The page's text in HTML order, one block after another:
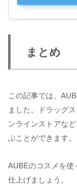
まとめ
この記事では、
ました。ドラッグ
ンラインストアな
ぶことができます。
AUBEのコスメを使
仕上げましょう。